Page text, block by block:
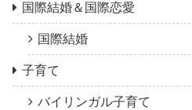
国際結婚＆国際恋愛
国際結婚
子育て
バイリンガル子育て